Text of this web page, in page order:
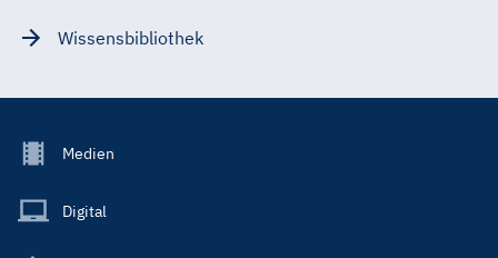
Wissensbibliothek
Footer
Main
Medien
Digital